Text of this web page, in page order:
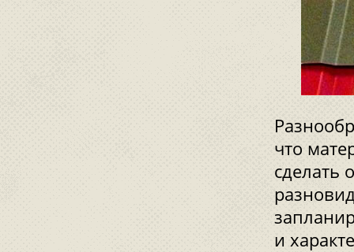
что
сделать
и